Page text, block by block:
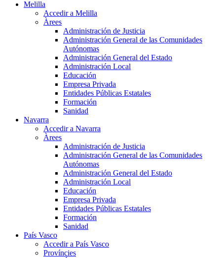
Melilla
Accedir a Melilla
Àrees
Administración de Justicia
Administración General de las Comunidades
Autónomas
Administración General del Estado
Administración Local
Educación
Empresa Privada
Entidades Públicas Estatales
Formación
Sanidad
Navarra
Accedir a Navarra
Àrees
Administración de Justicia
Administración General de las Comunidades
Autónomas
Administración General del Estado
Administración Local
Educación
Empresa Privada
Entidades Públicas Estatales
Formación
Sanidad
País Vasco
Accedir a País Vasco
Províncies